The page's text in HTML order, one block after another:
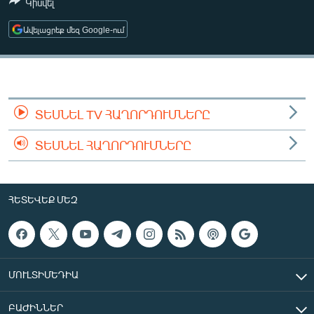
ՄԻՋԱԶԳԱՅԻՆ
ՄՇԱԿՈՒՅԹ
ՍՊՈՐՏ
ՏՏ ԵՒ ԻՆՏԵՐՆԵՏ
ԿՈՐՈՆԱՎԻՐՈՒՍ
ԱՐԽԻՎ
ՏԵՍԱՆՅՈՒԹԵՐ
ՁԳՏԵԼՈՎ ԼԱՎԱԳՈՒՅՆԻՆ
Հայերեն
Կիսվել
Ավելացրեք մեզ Google-ում
ՏԵՍՆԵԼ TV ՀԱՂՈՐԴՈՒՄՆԵՐԸ
ՏԵՍՆԵԼ ՀԱՂՈՐԴՈՒՄՆԵՐԸ
ՀԵՏԵՎԵՔ ՄԵԶ
ՄՈՒԼՏԻՄԵԴԻԱ
ԲԱԺԻՆՆԵՐ